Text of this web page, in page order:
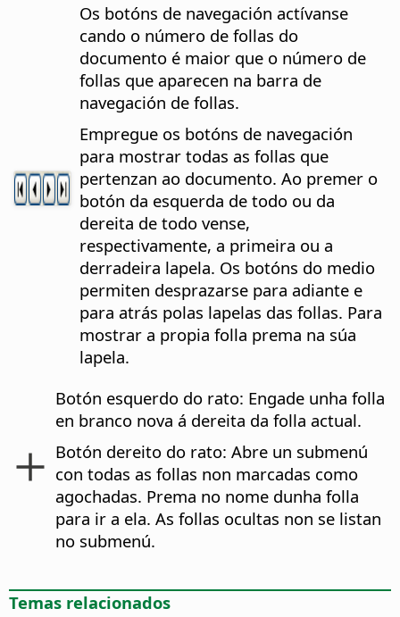
Os botóns de navegación actívanse
cando o número de follas do
documento é maior que o número de
follas que aparecen na barra de
navegación de follas.
Empregue os botóns de navegación
para mostrar todas as follas que
pertenzan ao documento. Ao premer o
botón da esquerda de todo ou da
dereita de todo vense,
respectivamente, a primeira ou a
derradeira lapela. Os botóns do medio
permiten desprazarse para adiante e
para atrás polas lapelas das follas. Para
mostrar a propia folla prema na súa
lapela.
Botón esquerdo do rato: Engade unha folla
en branco nova á dereita da folla actual.
Botón dereito do rato: Abre un submenú
con todas as follas non marcadas como
agochadas. Prema no nome dunha folla
para ir a ela. As follas ocultas non se listan
no submenú.
Temas relacionados